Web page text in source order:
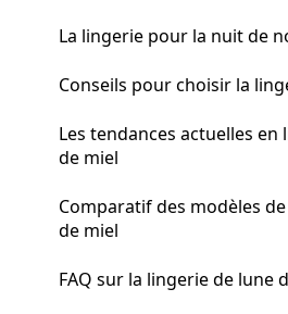
La lingerie pour la nuit de
Conseils pour choisir la
Les tendances actuelles en
de miel
Comparatif des modèles
de miel
FAQ sur la lingerie de lune